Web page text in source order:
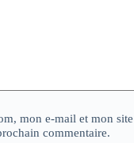
mon e-mail et mon site
commentaire.